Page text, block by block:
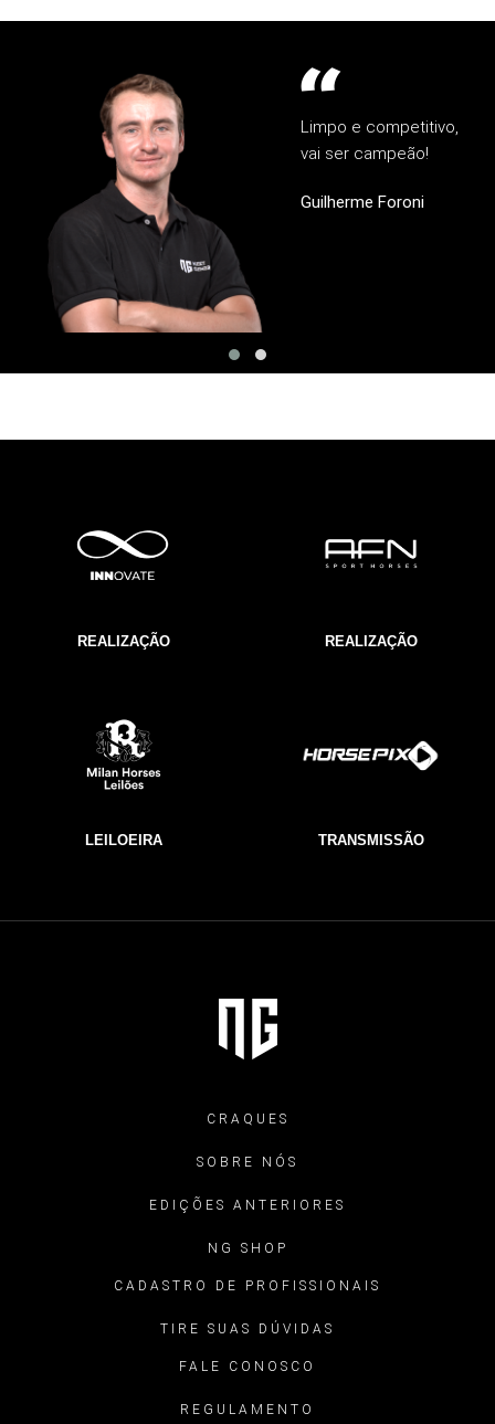
Limpo e competitivo,
vai ser campeão!
Guilherme Foroni
REALIZAÇÃO REALIZAÇÃO
LEILOEIRA TRANSMISSÃO
CRAQUES
SOBRE NÓS
EDIÇÕES ANTERIORES
NG SHOP
CADASTRO DE PROFISSIONAIS
TIRE SUAS DÚVIDAS
FALE CONOSCO
REGULAMENTO